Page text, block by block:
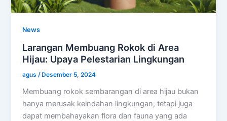
News
Larangan Membuang Rokok di Area
Hijau: Upaya Pelestarian Lingkungan
agus/ Desember 5, 2024
Membuang rokok sembarangan di area hijau bukan
hanya merusak keindahan lingkungan, tetapi juga
dapat membahayakan flora dan fauna yang ada